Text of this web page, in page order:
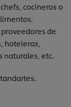
cocineros o
de
hoteleras,
naturales, etc.